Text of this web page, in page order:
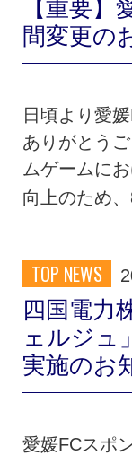
【重要
間変更の
日頃より愛
ありがとう
ムゲームに
向上のため
TOP NEWS
四国電力
ェルジュ
実施のお
愛媛FCスポ